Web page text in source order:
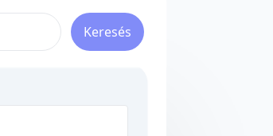
Keresés